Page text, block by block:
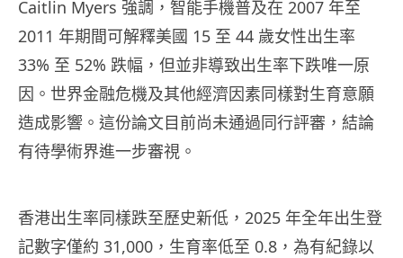
Caitlin Myers 強調，智能手機普及在 2007 年至
2011 年期間可解釋美國 15 至 44 歲女性出生率
33% 至 52% 跌幅，但並非導致出生率下跌唯一原
因。世界金融危機及其他經濟因素同樣對生育意願
造成影響。這份論文目前尚未通過同行評審，結論
有待學術界進一步審視。
香港出生率同樣跌至歷史新低，2025 年全年出生登
記數字僅約 31,000，生育率低至 0.8，為有紀錄以